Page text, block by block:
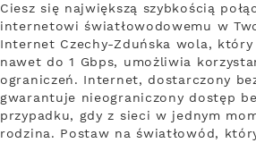
Ciesz się największą szybkością
internetowi światłowodowemu w
Internet Czechy-Zduńska wola,
nawet do 1 Gbps, umożliwia
ograniczeń. Internet, dostarczony
gwarantuje nieograniczony dostęp
przypadku, gdy z sieci w jednym
rodzina. Postaw na światłowód,